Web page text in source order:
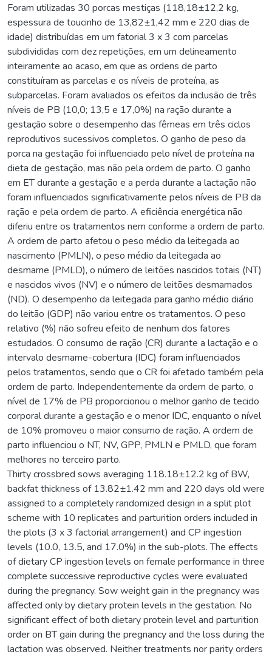
Foram utilizadas 30 porcas mestiças (118,18±12,2 kg,
espessura de toucinho de 13,82±1,42 mm e 220 dias de
idade) distribuídas em um fatorial 3 x 3 com parcelas
subdivididas com dez repetições, em um delineamento
inteiramente ao acaso, em que as ordens de parto
constituíram as parcelas e os níveis de proteína, as
subparcelas. Foram avaliados os efeitos da inclusão de três
níveis de PB (10,0; 13,5 e 17,0%) na ração durante a
gestação sobre o desempenho das fêmeas em três ciclos
reprodutivos sucessivos completos. O ganho de peso da
porca na gestação foi influenciado pelo nível de proteína na
dieta de gestação, mas não pela ordem de parto. O ganho
em ET durante a gestação e a perda durante a lactação não
foram influenciados significativamente pelos níveis de PB da
ração e pela ordem de parto. A eficiência energética não
diferiu entre os tratamentos nem conforme a ordem de parto.
A ordem de parto afetou o peso médio da leitegada ao
nascimento (PMLN), o peso médio da leitegada ao
desmame (PMLD), o número de leitões nascidos totais (NT)
e nascidos vivos (NV) e o número de leitões desmamados
(ND). O desempenho da leitegada para ganho médio diário
do leitão (GDP) não variou entre os tratamentos. O peso
relativo (%) não sofreu efeito de nenhum dos fatores
estudados. O consumo de ração (CR) durante a lactação e o
intervalo desmame-cobertura (IDC) foram influenciados
pelos tratamentos, sendo que o CR foi afetado também pela
ordem de parto. Independentemente da ordem de parto, o
nível de 17% de PB proporcionou o melhor ganho de tecido
corporal durante a gestação e o menor IDC, enquanto o nível
de 10% promoveu o maior consumo de ração. A ordem de
parto influenciou o NT, NV, GPP, PMLN e PMLD, que foram
melhores no terceiro parto.
Thirty crossbred sows averaging 118.18±12.2 kg of BW,
backfat thickness of 13.82±1.42 mm and 220 days old were
assigned to a completely randomized design in a split plot
scheme with 10 replicates and parturition orders included in
the plots (3 x 3 factorial arrangement) and CP ingestion
levels (10.0, 13.5, and 17.0%) in the sub-plots. The effects
of dietary CP ingestion levels on female performance in three
complete successive reproductive cycles were evaluated
during the pregnancy. Sow weight gain in the pregnancy was
affected only by dietary protein levels in the gestation. No
significant effect of both dietary protein level and parturition
order on BT gain during the pregnancy and the loss during the
lactation was observed. Neither treatments nor parity orders